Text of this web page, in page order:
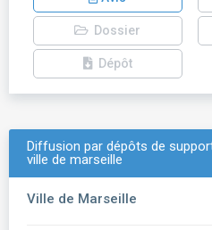
Dossier
Dépôt
Diffusion par dépôts de
ville de marseille
Ville de Marseille